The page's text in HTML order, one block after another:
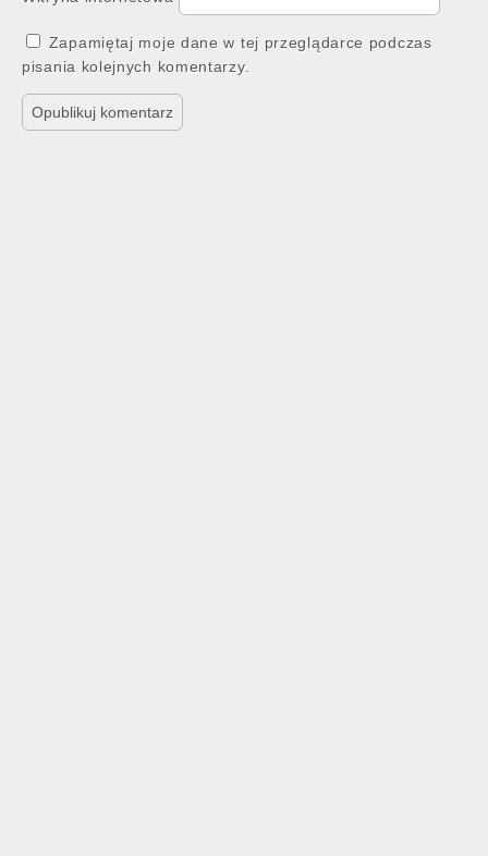
Zapamiętaj moje dane w tej przeglądarce podczas
pisania kolejnych komentarzy.